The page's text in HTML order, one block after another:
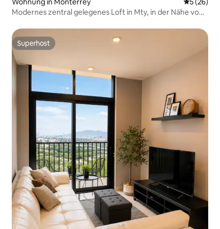
Modernes zentral gelegenes Loft in Mty, in der Nähe von
Superhost
Superhost